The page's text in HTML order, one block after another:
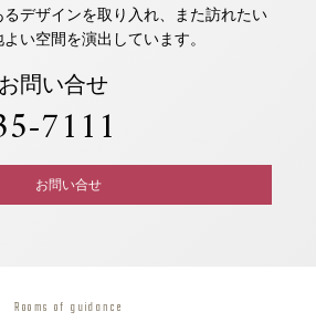
デザインを取り入れ、また訪れたい
い空間を演出しています。
問い合せ
7111
お問い合せ
Rooms of guidance